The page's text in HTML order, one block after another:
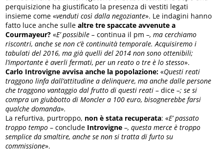
perquisizione ha giustificato la presenza di vestiti legati
insieme come «venduti così dalla negoziante». Le indagini hanno
fatto luce anche sullealtre tre spaccate avvenute a
Courmayeur? «E’ possibile – continua il pm –, ma cerchiamo
riscontri, anche se non c’è continuità temporale. Acquisiremo i
tabulati del 2016, ma già quelli del 2014 non sono ottenibili;
l’importante è averli fermati, per un reato o tre è lo stesso».
Carlo Introvigne avvisa anche la popolazione: «Questi reati
traggono linfa dall’attitudine a delinquere, ma anche dalle persone
che traggono vantaggio dal frutto di questi reati – dice –; se si
compra un giubbotto di Moncler a 100 euro, bisognerebbe farsi
qualche domanda».
La refurtiva, purtroppo, non è stata recuperata: «E’ passato
troppo tempo – conclude Introvigne –, questa merce è troppo
semplice da smaltire, anche se non si tratta di furto su
commissione».